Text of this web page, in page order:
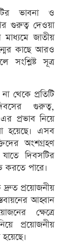
ভাবনা ও
গুরুত্ব দেওয়া
মাধ্যমে জাতীয়
কাছে আরও
সংশ্লিষ্ট সূত্র
থেকে প্রতিটি
গুরুত্ব,
প্রভাব নিয়ে
হয়েছে। এসব
অংশগ্রহণ
দিবসটির
করতে পারে।
দ্রুত প্রয়োজনীয়
আহ্বান
ক্ষেত্রে
প্রয়োজনীয়